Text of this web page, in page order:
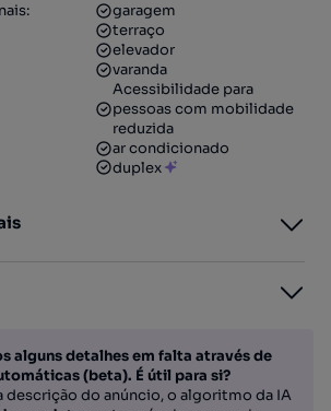
:
garagem
terraço
elevador
varanda
Acessibilidade para
pessoas com mobilidade
reduzida
ar condicionado
duplex
alguns detalhes em falta através de
(beta). É útil para si?
descrição do anúncio, o algoritmo da IA